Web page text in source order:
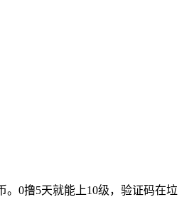
0撸5天就能上10级，验证码在垃